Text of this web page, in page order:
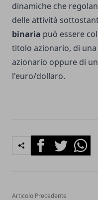
dinamiche che
delle attività
binaria può essere
titolo azionario, di
azionario oppure di
l'euro/dollaro.
FacebookTwitter
Articolo Precedente